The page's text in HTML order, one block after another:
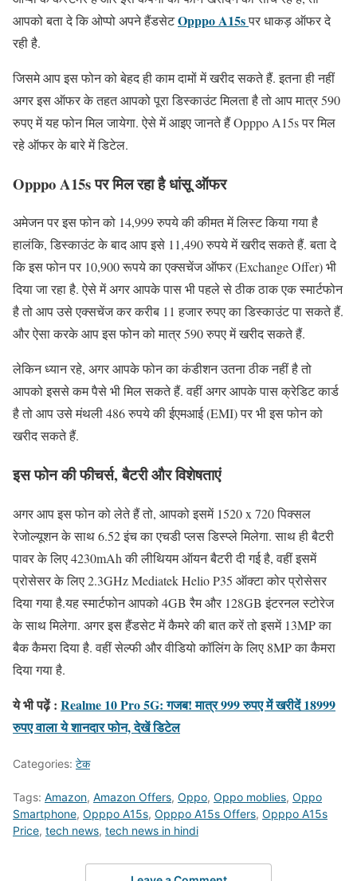
आपको बता दे कि ओप्पो अपने हैंडसेटOpppo A15sपर धाकड़ ऑफर दे
रही है.
जिसमे आप इस फोन को बेहद ही काम दामों में खरीद सकते हैं. इतना ही नहीं
अगर इस ऑफर के तहत आपको पूरा डिस्काउंट मिलता है तो आप मात्र 590
रुपए में यह फोन मिल जायेगा. ऐसे में आइए जानते हैं Opppo A15s पर मिल
रहे ऑफर के बारे में डिटेल.
Opppo A15s पर मिल रहा है धांसू ऑफर
अमेजन पर इस फोन को 14,999 रुपये की कीमत में लिस्ट किया गया है
हालंकि, डिस्काउंट के बाद आप इसे 11,490 रुपये में खरीद सकते हैं. बता दे
कि इस फोन पर 10,900 रूपये का एक्सचेंज ऑफर (Exchange Offer) भी
दिया जा रहा है. ऐसे में अगर आपके पास भी पहले से ठीक ठाक एक स्मार्टफोन
है तो आप उसे एक्सचेंज कर करीब 11 हजार रुपए का डिस्काउंट पा सकते हैं.
और ऐसा करके आप इस फोन को मात्र 590 रुपए में खरीद सकते हैं.
लेकिन ध्यान रहे, अगर आपके फोन का कंडीशन उतना ठीक नहीं है तो
आपको इससे कम पैसे भी मिल सकते हैं. वहीं अगर आपके पास क्रेडिट कार्ड
है तो आप उसे मंथली 486 रुपये की ईएमआई (EMI) पर भी इस फोन को
खरीद सकते हैं.
इस फोन की फीचर्स, बैटरी और विशेषताएं
अगर आप इस फोन को लेते हैं तो, आपको इसमें 1520 x 720 पिक्सल
रेजोल्यूशन के साथ 6.52 इंच का एचडी प्लस डिस्प्ले मिलेगा. साथ ही बैटरी
पावर के लिए 4230mAh की लीथियम ऑयन बैटरी दी गई है, वहीं इसमें
प्रोसेसर के लिए 2.3GHz Mediatek Helio P35 ऑक्टा कोर प्रोसेसर
दिया गया है.यह स्मार्टफोन आपको 4GB रैम और 128GB इंटरनल स्टोरेज
के साथ मिलेगा. अगर इस हैंडसेट में कैमरे की बात करें तो इसमें 13MP का
बैक कैमरा दिया है. वहीं सेल्फी और वीडियो कॉलिंग के लिए 8MP का कैमरा
दिया गया है.
ये भी पढ़ें : Realme 10 Pro 5G: गजब! मात्र 999 रुपए में खरीदें 18999
रुपए वाला ये शानदार फोन, देखें डिटेल
Categories: टेक
Tags: Amazon, Amazon Offers, Oppo, Oppo moblies, Oppo
Smartphone, Opppo A15s, Opppo A15s Offers, Opppo A15s
Price, tech news, tech news in hindi